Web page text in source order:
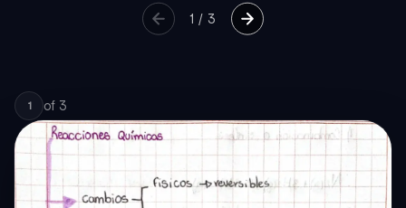
1 / 3
1 of 3